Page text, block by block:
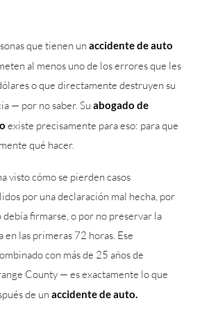
que tienen un accidente de auto
al menos uno de los errores que les
o que directamente destruyen su
— por no saber. Su abogado de
existe precisamente para eso: para que
qué hacer.
visto cómo se pierden casos
por una declaración mal hecha, por
firmarse, o por no preservar la
las primeras 72 horas. Ese
con más de 25 años de
County — es exactamente lo que
de un accidente de auto.